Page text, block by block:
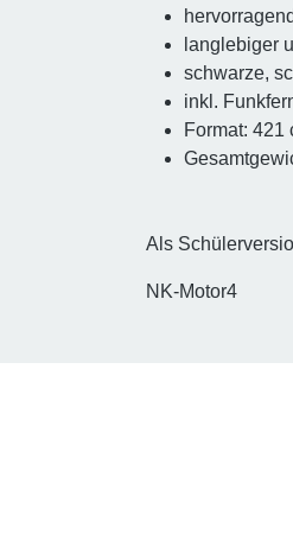
langlebiger
schwarze,
inkl.
Format: 421
Als
NK-Motor4